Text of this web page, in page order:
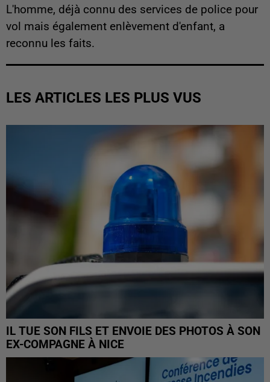
L'homme, déjà connu des services de police pour
vol mais également enlèvement d'enfant, a
reconnu les faits.
LES ARTICLES LES PLUS VUS
IL TUE SON FILS ET ENVOIE DES PHOTOS À SON
EX-COMPAGNE À NICE